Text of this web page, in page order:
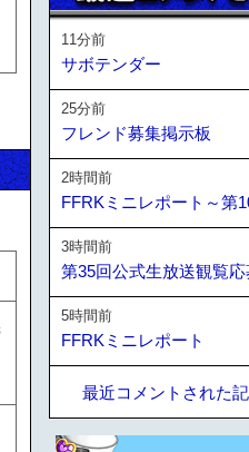
11分前
サボテンダー
25分前
フレンド募集掲示板
2時間前
FFRKミニレポート～第
3時間前
第35回公式生放送観覧応
5時間前
FFRKミニレポート
最近コメントされた